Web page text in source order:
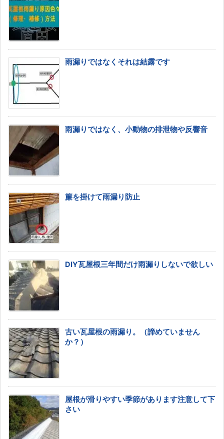
雨漏りではなくそれは結露です
雨漏りではなく、小動物の排泄物や反響音
簾を掛けて雨漏り防止
DIY瓦屋根三年間だけ雨漏りしないで欲しい
古い瓦屋根の雨漏り。（諦めていません
か？）
屋根が滑りやすい季節があります注意して下
さい